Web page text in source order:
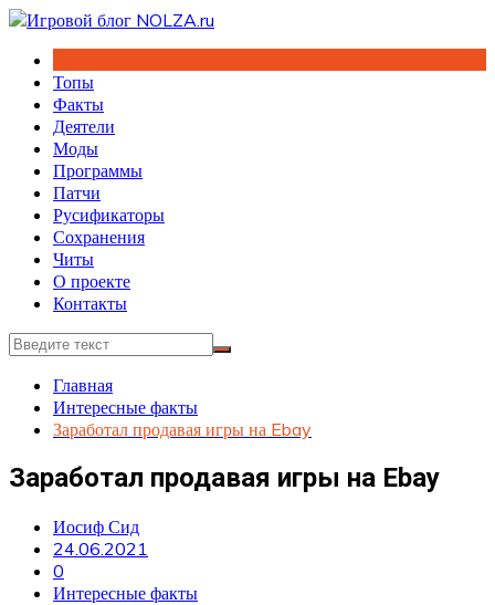
Перейти
содержимому
Топы
Факты
Деятели
Моды
Программы
Патчи
Русификаторы
Сохранения
Читы
О проекте
Контакты
Главная
Интересные факты
Заработал продавая игры на Ebay
Заработал продавая игры на Ebay
Иосиф Сид
24.06.2021
0
Интересные факты